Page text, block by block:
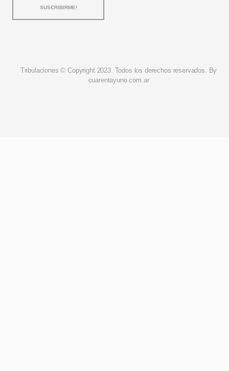
Tribulaciones © Copyright 2023. Todos los derechos reservados. By
cuarentayuno.com.ar